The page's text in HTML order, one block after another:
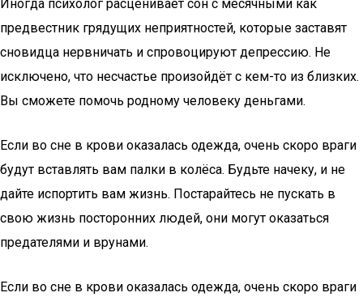
Иногда психолог расценивает сон с месячными как
предвестник грядущих неприятностей, которые заставят
сновидца нервничать и спровоцируют депрессию. Не
исключено, что несчастье произойдёт с кем-то из близких.
Вы сможете помочь родному человеку деньгами.
Если во сне в крови оказалась одежда, очень скоро враги
будут вставлять вам палки в колёса. Будьте начеку, и не
дайте испортить вам жизнь. Постарайтесь не пускать в
свою жизнь посторонних людей, они могут оказаться
предателями и врунами.
Если во сне в крови оказалась одежда, очень скоро враги